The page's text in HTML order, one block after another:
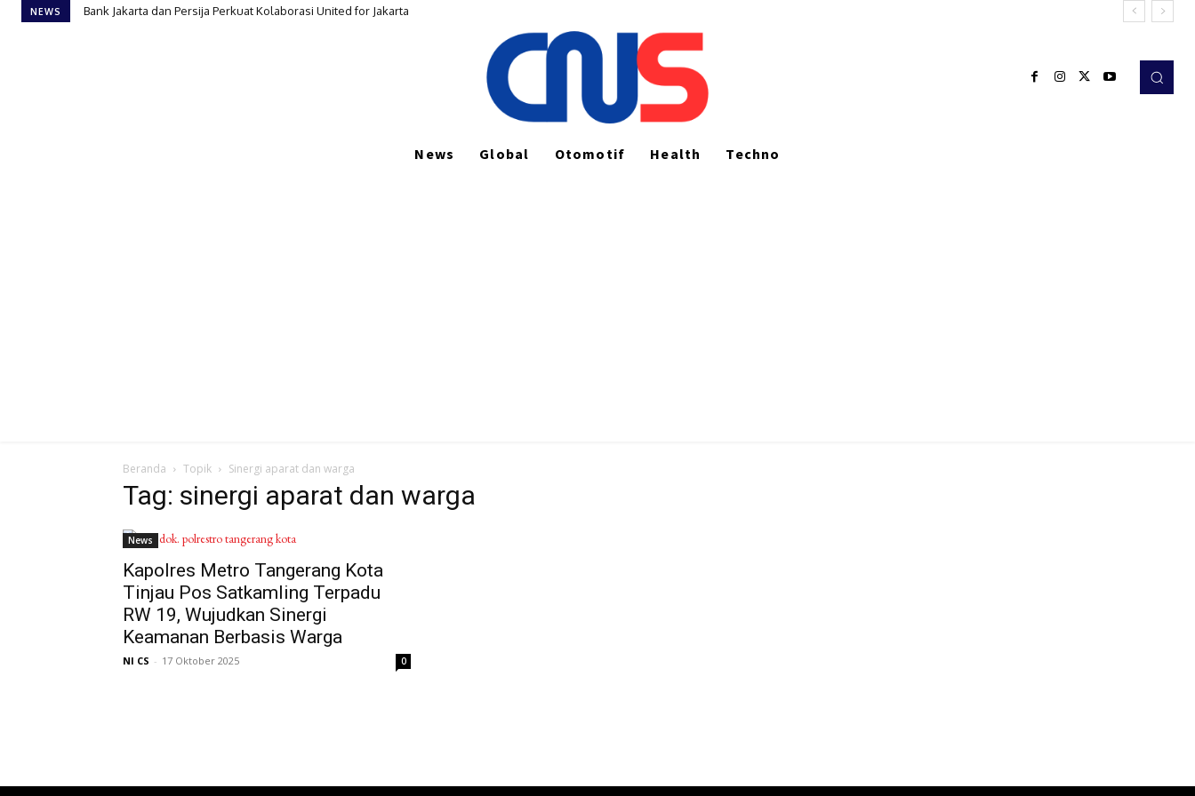
NEWS Bank Jakarta dan Persija Perkuat Kolaborasi United for Jakarta
News Global Otomotif Health Techno
Beranda Topik Sinergi aparat dan warga
Tag: sinergi aparat dan warga
News
Kapolres Metro Tangerang Kota
Tinjau Pos Satkamling Terpadu
RW 19, Wujudkan Sinergi
Keamanan Berbasis Warga
NI CS - 17 Oktober 2025 0